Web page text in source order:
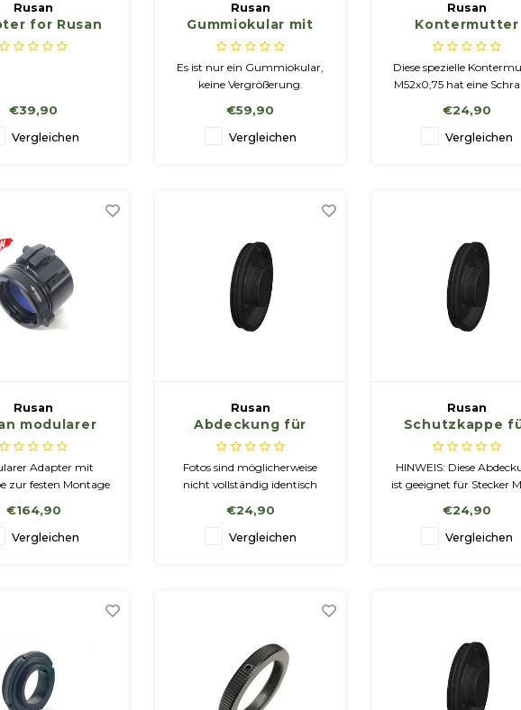
Rusan
for Rusan
connector
€39,90
Vergleichen
Rusan
Gummiokular mit
Adapter für Rusan-
Modularanschluss
Es ist nur ein Gummiokular,
keine Vergrößerung.
€59,90
Vergleichen
Rusan
Kontermutter
M52x0,75 mit
Schraube zur
Diese spezielle
M52x0,75 hat eine
heißt, wenn Sie diese
Schraube anziehen,
€24,90
Vergleichen
Rusan
modularer
- Klemme
(kein
release)
Adapter mit
zur festen Montage
baugleich sind,
nur den Adapter
€164,90
Vergleichen
Rusan
Abdeckung für
Stecker MCR-PF
(Pulsar F455, 4 Pins)
Fotos sind möglicherweise
nicht vollständig identisch
€24,90
Vergleichen
Rusan
Schutzkappe
modularer
Connector MCR-
(für Clip-on
HINWEIS: Diese
ist geeignet für Stecker
Krypton, Proton) Alle
anderen Stecker
€24,90
Vergleichen